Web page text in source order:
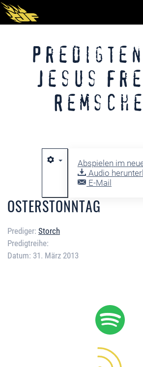
Jesus
Abspielen im
Audio
E-Mail
OSTERSTONNTAG
Prediger: Storch
Predigtreihe:
Datum: 31. März 2013